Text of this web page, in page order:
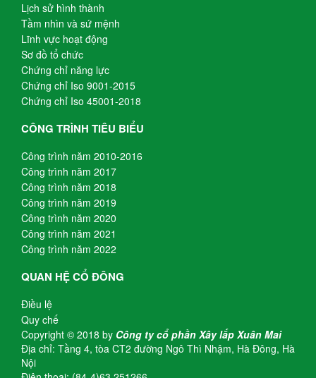
Lịch sử hình thành
Tầm nhìn và sứ mệnh
Lĩnh vực hoạt động
Sơ đồ tổ chức
Chứng chỉ năng lực
Chứng chỉ Iso 9001-2015
Chứng chỉ Iso 45001-2018
CÔNG TRÌNH TIÊU BIỂU
Công trình năm 2010-2016
Công trình năm 2017
Công trình năm 2018
Công trình năm 2019
Công trình năm 2020
Công trình năm 2021
Công trình năm 2022
QUAN HỆ CỔ ĐÔNG
Điều lệ
Quy chế
Copyright © 2018 by Công ty cổ phần Xây lắp Xuân Mai
Địa chỉ: Tầng 4, tòa CT2 đường Ngô Thì Nhậm, Hà Đông, Hà
Nội